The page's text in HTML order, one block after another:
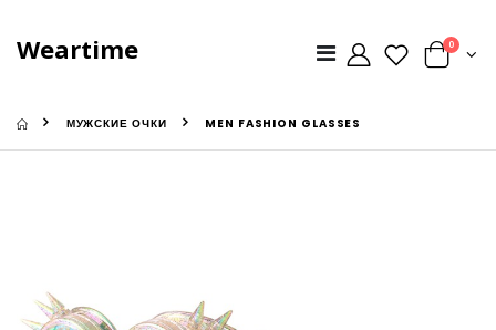
Weartime 0
МУЖСКИЕ ОЧКИ MEN FASHION GLASSES